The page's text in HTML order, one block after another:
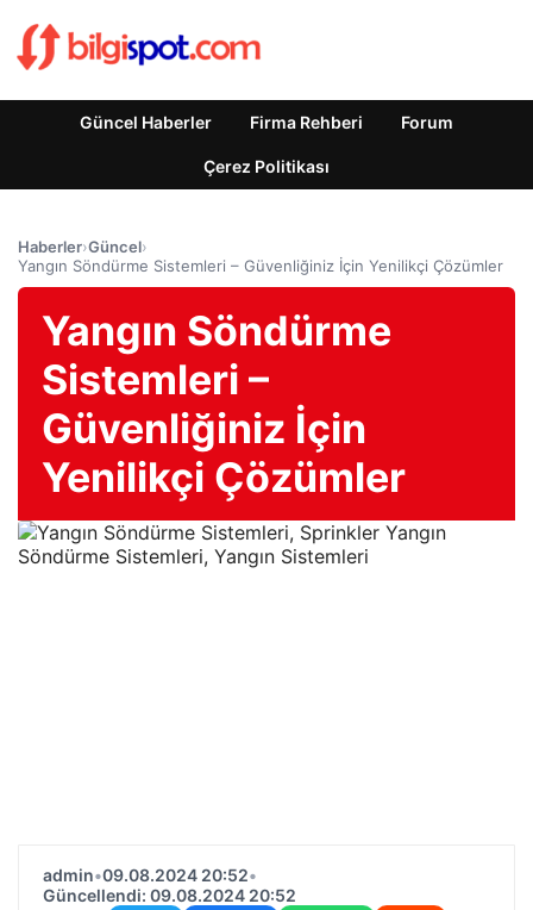
Güncel Haberler Firma Rehberi Forum
Çerez Politikası
Haberler›Güncel›
Yangın Söndürme Sistemleri – Güvenliğiniz İçin Yenilikçi Çözümler
Yangın Söndürme
Sistemleri –
Güvenliğiniz İçin
Yenilikçi Çözümler
admin•09.08.2024 20:52•
Güncellendi: 09.08.2024 20:52